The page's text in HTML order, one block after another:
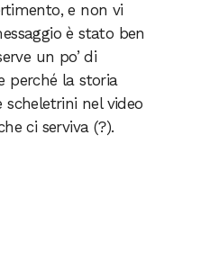
e non vi
è stato ben
un po’ di
perché la storia
scheletrini nel video
ci serviva (?).